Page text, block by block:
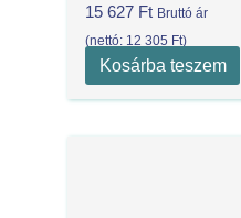
15 627 Ft Bruttó ár
(nettó: 12 305 Ft)
Kosárba teszem